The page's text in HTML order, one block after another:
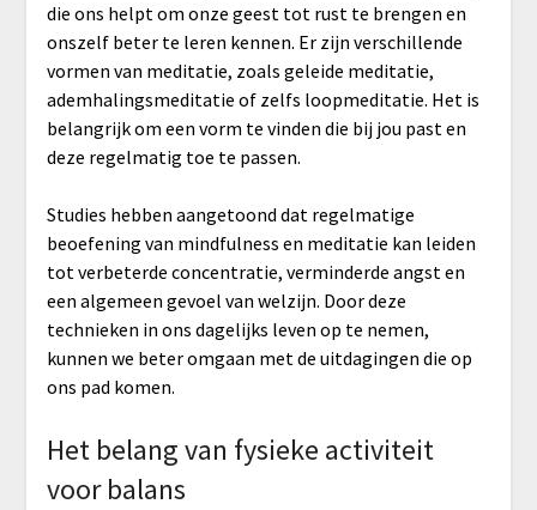
die ons helpt om onze geest tot rust te brengen en
onszelf beter te leren kennen. Er zijn verschillende
vormen van meditatie, zoals geleide meditatie,
ademhalingsmeditatie of zelfs loopmeditatie. Het is
belangrijk om een vorm te vinden die bij jou past en
deze regelmatig toe te passen.
Studies hebben aangetoond dat regelmatige
beoefening van mindfulness en meditatie kan leiden
tot verbeterde concentratie, verminderde angst en
een algemeen gevoel van welzijn. Door deze
technieken in ons dagelijks leven op te nemen,
kunnen we beter omgaan met de uitdagingen die op
ons pad komen.
Het belang van fysieke activiteit
voor balans